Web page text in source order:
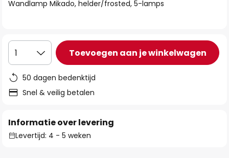
gallerij
Wandlamp Mikado, helder/frosted, 5-lamps
1 Toevoegen aan je winkelwagen
50 dagen bedenktijd
Snel & veilig betalen
Informatie over levering
Levertijd: 4 - 5 weken